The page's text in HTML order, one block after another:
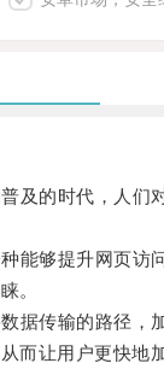
的时代，人们
够提升网页访
。
传输的路径，
而让用户更快地